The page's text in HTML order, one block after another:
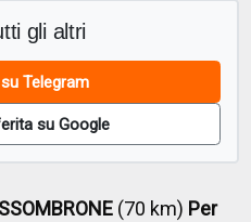
gli altri
Telegram
su Google
(70 km) Per